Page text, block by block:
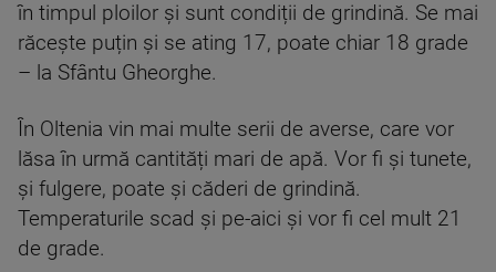
în timpul ploilor și sunt condiții de grindină. Se mai
răcește puțin și se ating 17, poate chiar 18 grade
– la Sfântu Gheorghe.
În Oltenia vin mai multe serii de averse, care vor
lăsa în urmă cantități mari de apă. Vor fi și tunete,
și fulgere, poate și căderi de grindină.
Temperaturile scad și pe-aici și vor fi cel mult 21
de grade.